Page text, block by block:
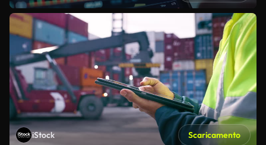
iStock Scaricamento